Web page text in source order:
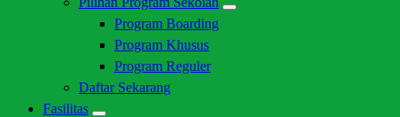
Program Boarding
Program Khusus
Program Reguler
Daftar Sekarang
Fasilitas